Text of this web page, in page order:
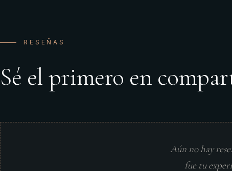
RESEÑAS
Sé el primero en
Aún no hay
fue tu